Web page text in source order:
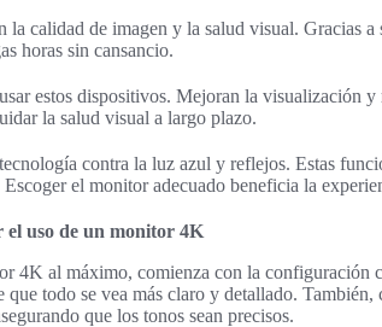
la calidad de imagen y la salud visual. Gracias a
horas sin cansancio.
estos dispositivos. Mejoran la visualización
la salud visual a largo plazo.
contra la luz azul y reflejos. Estas
el monitor adecuado beneficia la
el uso de un monitor 4K
4K al máximo, comienza con la configuración
que todo se vea más claro y detallado.
que los tonos sean precisos.